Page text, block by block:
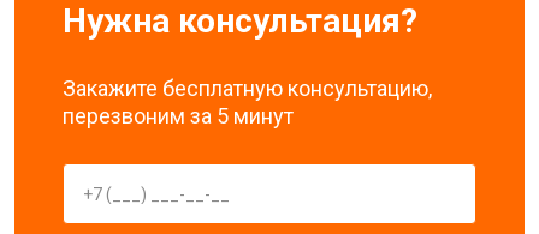
Нужна консультация?
Закажите бесплатную консультацию,
перезвоним за 5 минут